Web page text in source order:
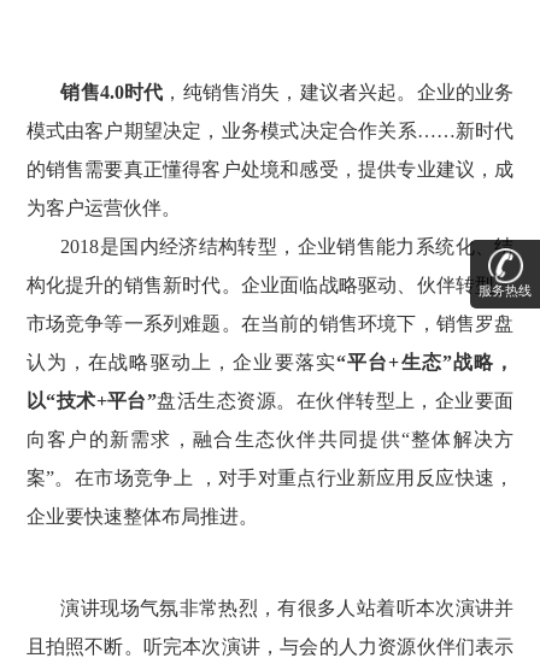
服务热线
销售4.0时代 ，纯销售消失，建议者兴起。企业的业务
模式由客户期望决定，业务模式决定合作关系……新时代
的销售需要真正懂得客户处境和感受，提供专业建议，成
为客户运营伙伴。
2018是国内经济结构转型，企业销售能力系统化、结
构化提升的销售新时代。企业面临战略驱动、伙伴转型、
市场竞争等一系列难题。在当前的销售环境下，销售罗盘
认为，在战略驱动上，企业要落实“平台+生态”战略，
以“技术+平台”盘活生态资源。在伙伴转型上，企业要面
向客户的新需求，融合生态伙伴共同提供“整体解决方
案”。在市场竞争上 ，对手对重点行业新应用反应快速，
企业要快速整体布局推进。
演讲现场气氛非常热烈，有很多人站着听本次演讲并
且拍照不断。听完本次演讲，与会的人力资源伙伴们表示